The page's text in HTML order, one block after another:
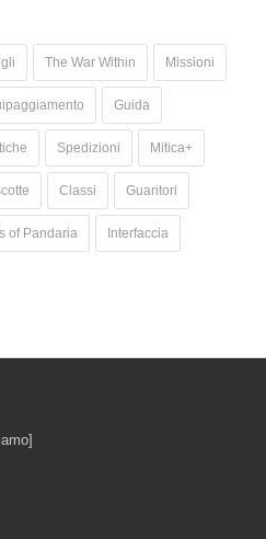
The War Within Missioni
Guida
Spedizioni Mitica+
Classi Guaritori
of Pandaria Interfaccia